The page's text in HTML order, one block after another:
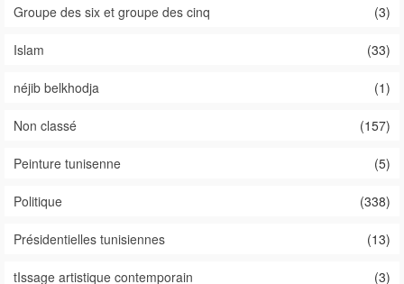
Groupe des six et groupe des cinq (3)
Islam (33)
néjib belkhodja (1)
Non classé (157)
Peinture tunisenne (5)
Politique (338)
Présidentielles tunisiennes (13)
tIssage artistique contemporain (3)